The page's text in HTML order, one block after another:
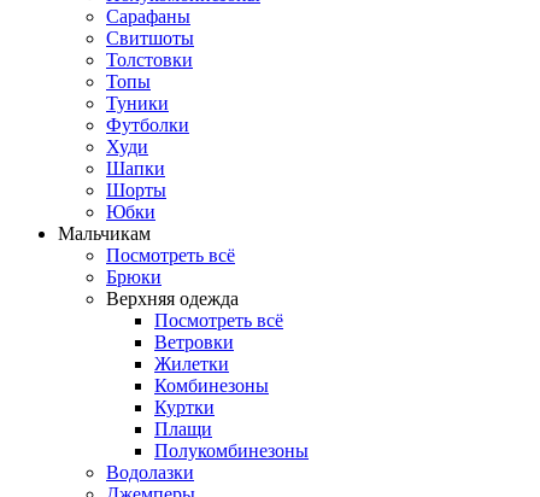
Сарафаны
Свитшоты
Толстовки
Топы
Туники
Футболки
Худи
Шапки
Шорты
Юбки
Мальчикам
Посмотреть всё
Брюки
Верхняя одежда
Посмотреть всё
Ветровки
Жилетки
Комбинезоны
Куртки
Плащи
Полукомбинезоны
Водолазки